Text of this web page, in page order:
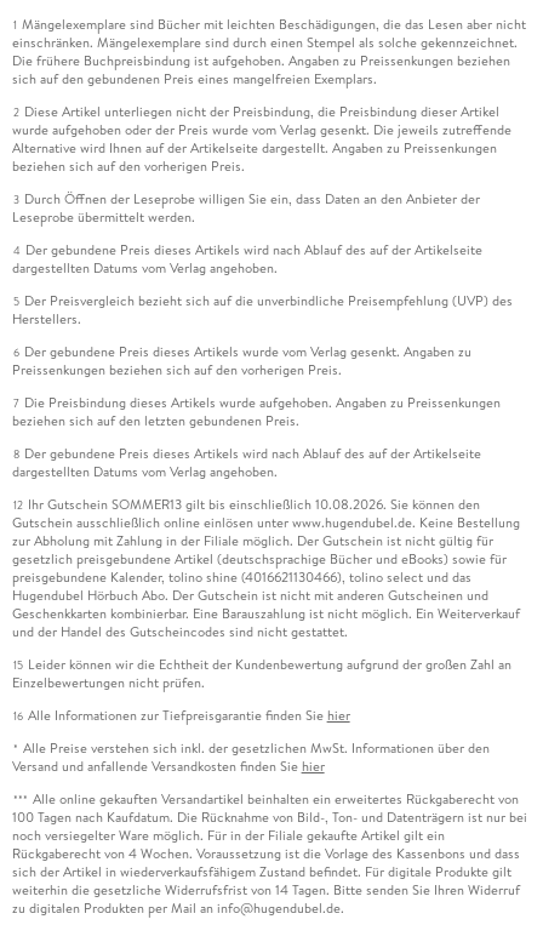
1 Mängelexemplare sind Bücher mit leichten Beschädigungen, die das Lesen aber nicht
einschränken. Mängelexemplare sind durch einen Stempel als solche gekennzeichnet.
Die frühere Buchpreisbindung ist aufgehoben. Angaben zu Preissenkungen beziehen
sich auf den gebundenen Preis eines mangelfreien Exemplars.
2 Diese Artikel unterliegen nicht der Preisbindung, die Preisbindung dieser Artikel
wurde aufgehoben oder der Preis wurde vom Verlag gesenkt. Die jeweils zutreffende
Alternative wird Ihnen auf der Artikelseite dargestellt. Angaben zu Preissenkungen
beziehen sich auf den vorherigen Preis.
3 Durch Öffnen der Leseprobe willigen Sie ein, dass Daten an den Anbieter der
Leseprobe übermittelt werden.
4 Der gebundene Preis dieses Artikels wird nach Ablauf des auf der Artikelseite
dargestellten Datums vom Verlag angehoben.
5 Der Preisvergleich bezieht sich auf die unverbindliche Preisempfehlung (UVP) des
Herstellers.
6 Der gebundene Preis dieses Artikels wurde vom Verlag gesenkt. Angaben zu
Preissenkungen beziehen sich auf den vorherigen Preis.
7 Die Preisbindung dieses Artikels wurde aufgehoben. Angaben zu Preissenkungen
beziehen sich auf den letzten gebundenen Preis.
8 Der gebundene Preis dieses Artikels wird nach Ablauf des auf der Artikelseite
dargestellten Datums vom Verlag angehoben.
12 Ihr Gutschein SOMMER13 gilt bis einschließlich 10.08.2026. Sie können den
Gutschein ausschließlich online einlösen unter www.hugendubel.de. Keine Bestellung
zur Abholung mit Zahlung in der Filiale möglich. Der Gutschein ist nicht gültig für
gesetzlich preisgebundene Artikel (deutschsprachige Bücher und eBooks) sowie für
preisgebundene Kalender, tolino shine (4016621130466), tolino select und das
Hugendubel Hörbuch Abo. Der Gutschein ist nicht mit anderen Gutscheinen und
Geschenkkarten kombinierbar. Eine Barauszahlung ist nicht möglich. Ein Weiterverkauf
und der Handel des Gutscheincodes sind nicht gestattet.
15 Leider können wir die Echtheit der Kundenbewertung aufgrund der großen Zahl an
Einzelbewertungen nicht prüfen.
16 Alle Informationen zur Tiefpreisgarantie finden Sie hier
* Alle Preise verstehen sich inkl. der gesetzlichen MwSt. Informationen über den
Versand und anfallende Versandkosten finden Sie hier
*** Alle online gekauften Versandartikel beinhalten ein erweitertes Rückgaberecht von
100 Tagen nach Kaufdatum. Die Rücknahme von Bild-, Ton- und Datenträgern ist nur bei
noch versiegelter Ware möglich. Für in der Filiale gekaufte Artikel gilt ein
Rückgaberecht von 4 Wochen. Voraussetzung ist die Vorlage des Kassenbons und dass
sich der Artikel in wiederverkaufsfähigem Zustand befindet. Für digitale Produkte gilt
weiterhin die gesetzliche Widerrufsfrist von 14 Tagen. Bitte senden Sie Ihren Widerruf
zu digitalen Produkten per Mail an info@hugendubel.de.